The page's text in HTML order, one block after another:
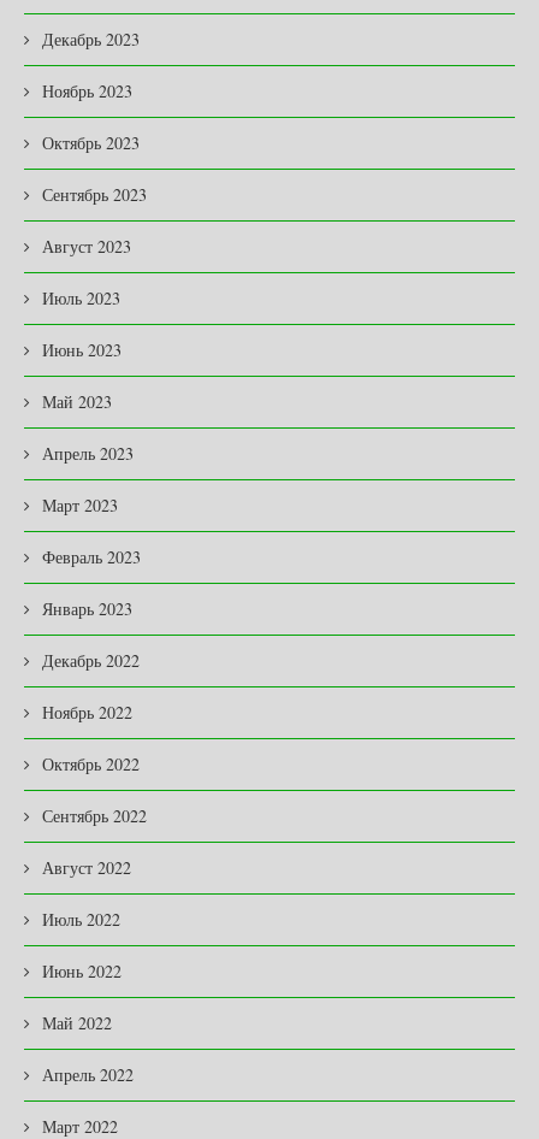
Декабрь 2023
Ноябрь 2023
Октябрь 2023
Сентябрь 2023
Август 2023
Июль 2023
Июнь 2023
Май 2023
Апрель 2023
Март 2023
Февраль 2023
Январь 2023
Декабрь 2022
Ноябрь 2022
Октябрь 2022
Сентябрь 2022
Август 2022
Июль 2022
Июнь 2022
Май 2022
Апрель 2022
Март 2022